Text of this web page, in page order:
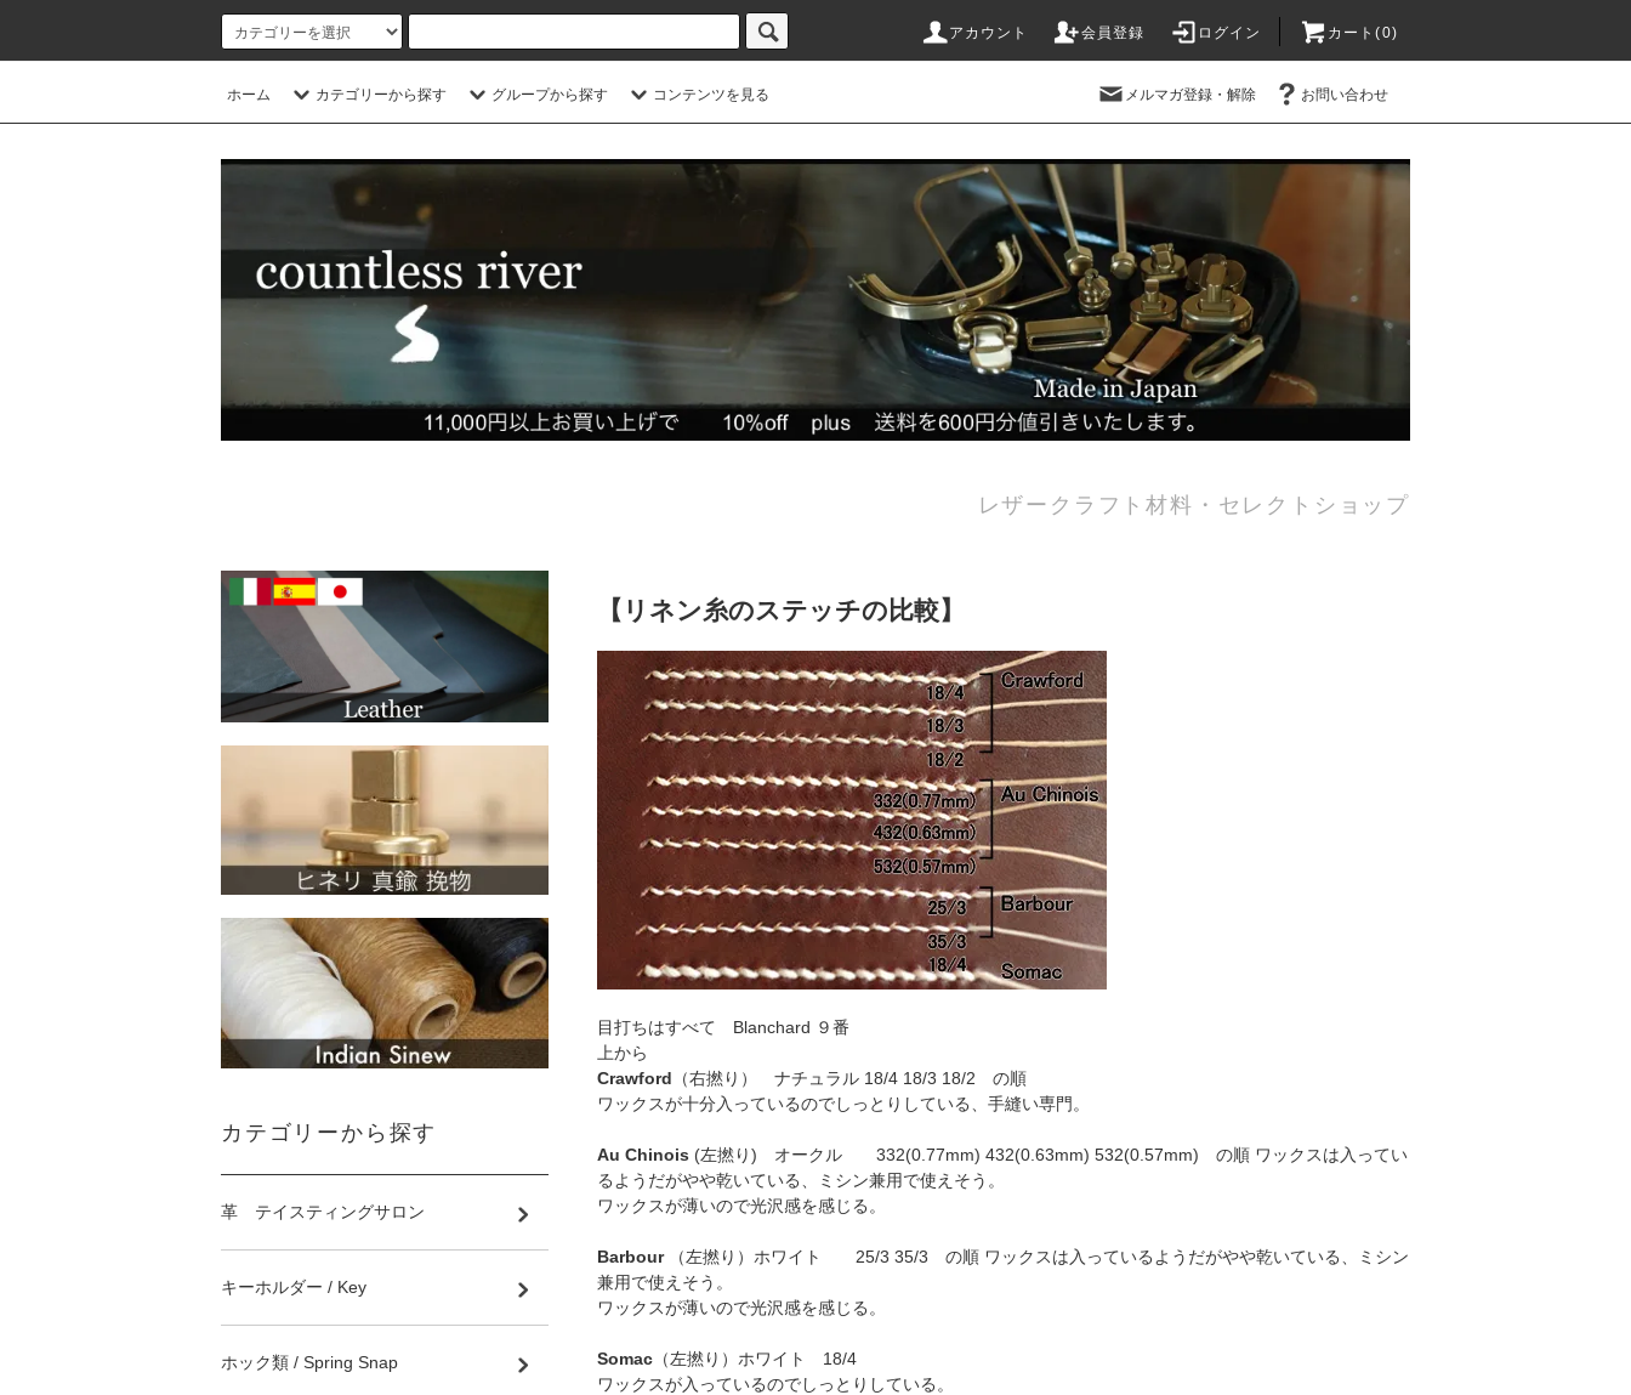
アカウント 会員登録 ログイン カート(0)
ホーム カテゴリーから探す グループから探す コンテンツを見る メルマガ登録・解除 お問い合わせ
レザークラフト材料・セレクトショップ
【リネン糸のステッチの比較】
目打ちはすべて Blanchard ９番
上から
Crawford （右撚り） ナチュラル 18/4 18/3 18/2 の順
ワックスが十分入っているのでしっとりしている、手縫い専門。
Au Chinois (左撚り) オークル 332(0.77mm) 432(0.63mm) 532(0.57mm) の順 ワックスは入ってい
るようだがやや乾いている、ミシン兼用で使えそう。
ワックスが薄いので光沢感を感じる。
Barbour
（左撚り）ホワイト 25/3 35/3 の順 ワックスは入っているようだがやや乾いている、ミシン
兼用で使えそう。
ワックスが薄いので光沢感を感じる。
Somac （左撚り）ホワイト 18/4
ワックスが入っているのでしっとりしている。
カテゴリーから探す
革 テイスティングサロン
キーホルダー / Key
ホック類 / Spring Snap